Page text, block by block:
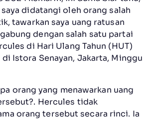
didatangi oleh orang salah
tawarkan saya uang ratusan
dengan salah satu partai
di Hari Ulang Tahun (HUT)
di Istora Senayan, Jakarta, Minggu
yang menawarkan uang
Hercules tidak
orang tersebut secara rinci. Ia